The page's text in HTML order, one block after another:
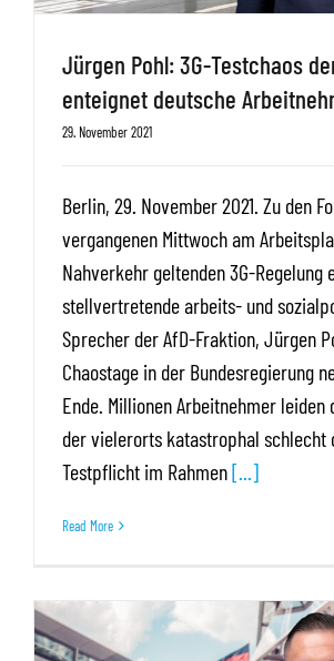
Jürgen Pohl: 3G-Testchaos
enteignet deutsche
29. November 2021
Berlin, 29. November 2021. Zu den
vergangenen Mittwoch am
Nahverkehr geltenden 3G-Regelung
stellvertretende arbeits- und
Sprecher der AfD-Fraktion, Jürgen
Chaostage in der Bundesregierung
Ende. Millionen Arbeitnehmer
der vielerorts katastrophal schlecht
Testpflicht im Rahmen[...]
Read More